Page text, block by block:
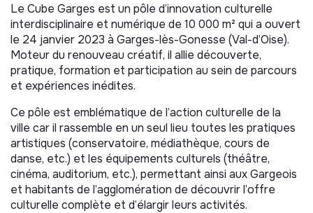
Le Cube Garges est un pôle d’innovation culturelle
interdisciplinaire et numérique de 10 000 m² qui a ouvert
le 24 janvier 2023 à Garges-lès-Gonesse (Val-d’Oise).
Moteur du renouveau créatif, il allie découverte,
pratique, formation et participation au sein de parcours
et expériences inédites.
Ce pôle est emblématique de l’action culturelle de la
ville car il rassemble en un seul lieu toutes les pratiques
artistiques (conservatoire, médiathèque, cours de
danse, etc.) et les équipements culturels (théâtre,
cinéma, auditorium, etc.), permettant ainsi aux Gargeois
et habitants de l’agglomération de découvrir l’offre
culturelle complète et d’élargir leurs activités.